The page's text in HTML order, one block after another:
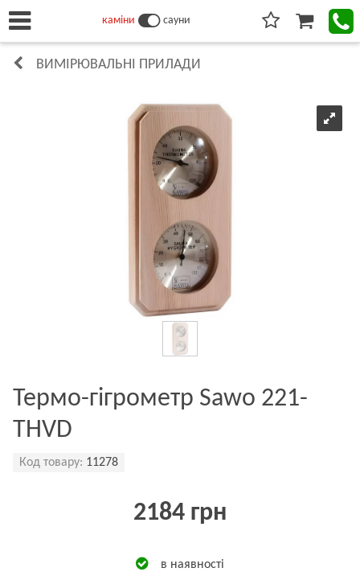
каміни сауни
ВИМІРЮВАЛЬНІ ПРИЛАДИ
Термо-гігрометр Sawo 221-
THVD
Код товару: 11278
2184 грн
в наявності